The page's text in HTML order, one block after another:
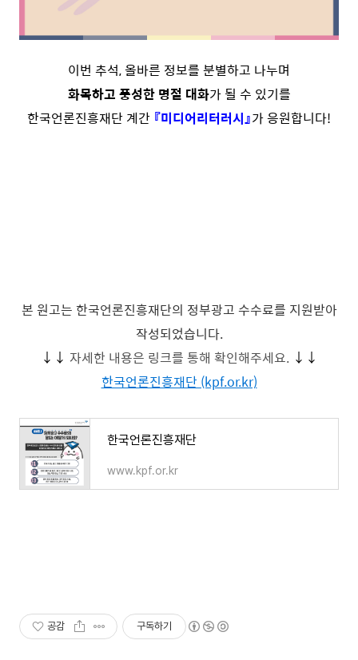
이번 추석, 올바른 정보를 분별하고 나누며
화목하고 풍성한 명절 대화가 될 수 있기를
한국언론진흥재단 계간 『미디어리터러시』가 응원합니다!
본 원고는 한국언론진흥재단의 정부광고 수수료를 지원받아
작성되었습니다.
↓↓ 자세한 내용은 링크를 통해 확인해주세요. ↓↓
한국언론진흥재단 (kpf.or.kr)
한국언론진흥재단
www.kpf.or.kr
공감 구독하기